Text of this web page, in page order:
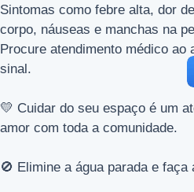
Sintomas como febre alta, dor
corpo, náuseas e manchas na
Procure atendimento médico ao
sinal.
💛 Cuidar do seu espaço é um
amor com toda a comunidade.
🚫 Elimine a água parada e faça